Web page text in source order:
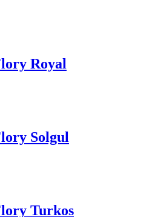
Royal
Solgul
Turkos